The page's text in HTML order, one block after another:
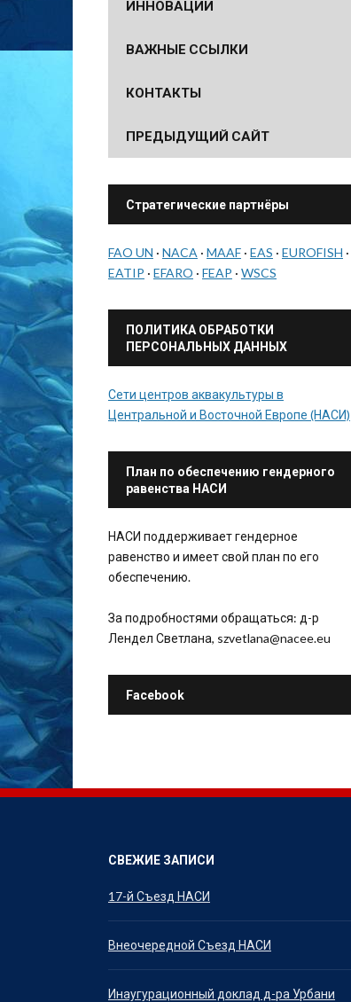
ИННОВАЦИИ
ВАЖНЫЕ ССЫЛКИ
КОНТАКТЫ
ПРЕДЫДУЩИЙ САЙТ
Стратегические партнёры
FAO UN · NACA · MAAF · EAS · EUROFISH ·
EATIP · EFARO · FEAP · WSCS
ПОЛИТИКА ОБРАБОТКИ
ПЕРСОНАЛЬНЫХ ДАННЫХ
Сети центров аквакультуры в
Центральной и Восточной Европе (НАСИ)
План по обеспечению гендерного
равенства НАСИ
НАСИ поддерживает гендерное
равенство и имеет свой план по его
обеспечению.
За подробностями обращаться: д-р
Лендел Светлана, szvetlana@nacee.eu
Facebook
СВЕЖИЕ ЗАПИСИ
17-й Съезд НАСИ
Внеочередной Съезд НАСИ
Инаугурационный доклад д-ра Урбани